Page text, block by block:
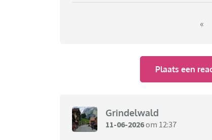
«
Plaats een
Grindelwald
11-06-2026om 12:37